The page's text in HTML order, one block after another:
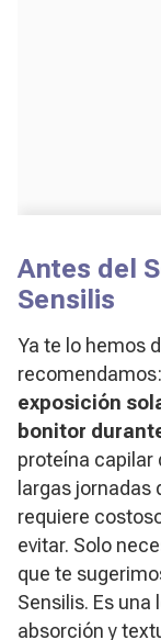
Antes del
Sensilis
Ya te lo hemos
recomendamos:
exposición
bonitor
proteína capilar
largas jornadas
requiere
evitar. Solo
que te
Sensilis. Es
absorción y